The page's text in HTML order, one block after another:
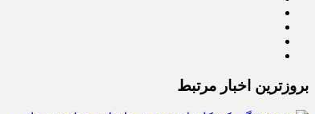
بروزترین اخبار مرتبط